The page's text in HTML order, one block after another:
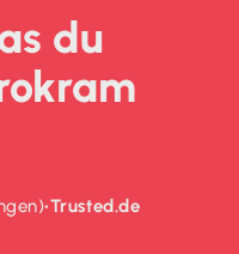
du
•Trusted.de